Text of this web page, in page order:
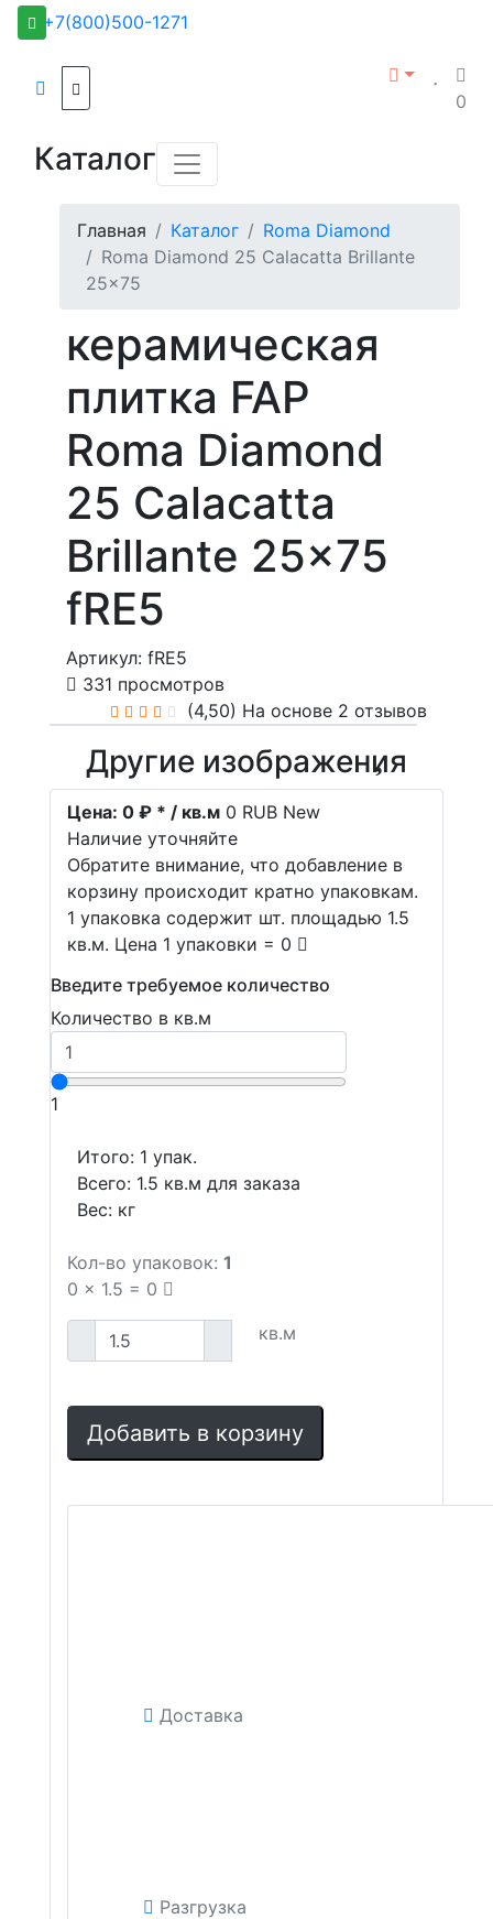
+7(800)500-1271
0
Каталог
Главная Каталог
Roma Diamond
Roma Diamond 25 Calacatta Brillante
25x75
керамическая
плитка FAP
Roma Diamond
25 Calacatta
Brillante 25x75
fRE5
Артикул: fRE5
331 просмотров
(4,50) На основе 2 отзывов
Другие изображения
Цена: 0 ₽ * / кв.м 0 RUB New
Наличие уточняйте
Обратите внимание, что добавление в
корзину происходит кратно упаковкам.
1 упаковка содержит шт. площадью 1.5
кв.м. Цена 1 упаковки = 0
Введите требуемое количество
Количество в кв.м
1
Итого: 1 упак.
Всего: 1.5 кв.м для заказа
Вес: кг
Кол-во упаковок: 1
0 x 1.5 = 0
кв.м
Добавить в корзину
Доставка
Разгрузка